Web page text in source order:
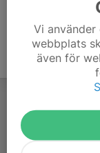
Vi
webbplats
även för